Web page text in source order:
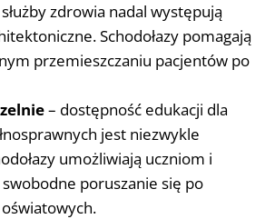
zdrowia nadal występują
Schodołazy pomagają
przemieszczaniu pacjentów po
– dostępność edukacji dla
jest niezwykle
umożliwiają uczniom i
poruszanie się po